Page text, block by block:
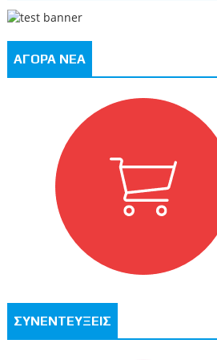
ΑΓΟΡΑ ΝΕΑ
ΣΥΝΕΝΤΕΥΞΕΙΣ